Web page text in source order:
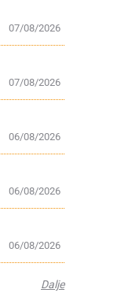
07/08/2026
07/08/2026
06/08/2026
06/08/2026
06/08/2026
Dalje